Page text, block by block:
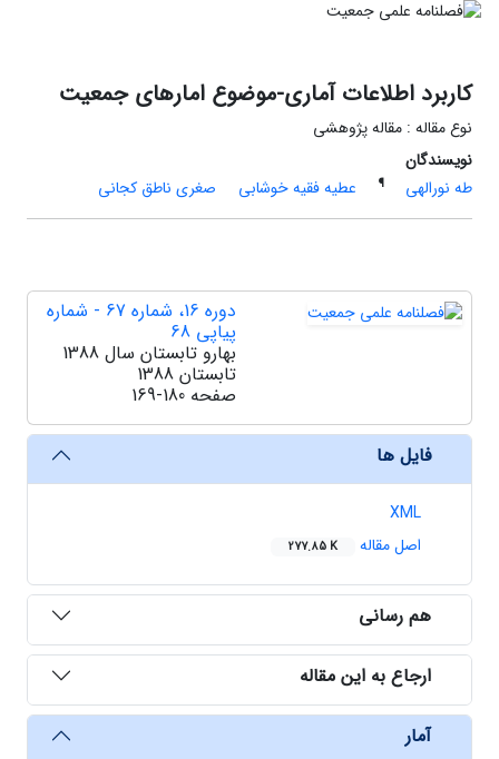
کاربرد اطلاعات آماری-موضوع امارهای جمعیت
نوع مقاله : مقاله پژوهشی
نویسندگان
طه نورالهی
¶ عطیه فقیه خوشابی صغری ناطق کجانی
دوره 16، شماره 67 - شماره
پیاپی 68
بهارو تابستان سال 1388
تابستان 1388
صفحه 169-180
فایل ها
XML
اصل مقاله
277.85 K
هم رسانی
ارجاع به این مقاله
آمار